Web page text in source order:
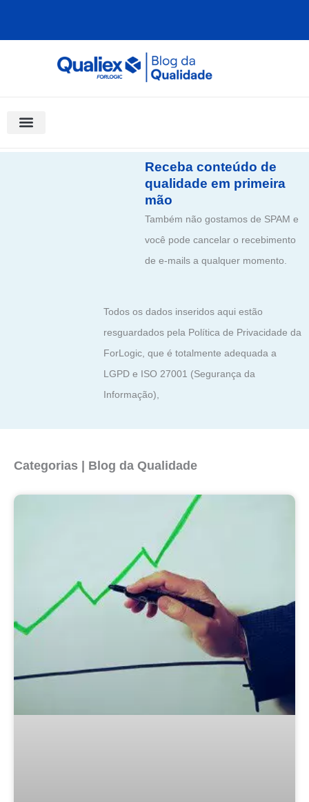
Receba conteúdo de
qualidade em primeira
mão
Também não gostamos de SPAM e
você pode cancelar o recebimento
de e-mails a qualquer momento.
Todos os dados inseridos aqui estão
resguardados pela Política de Privacidade da
ForLogic, que é totalmente adequada a
LGPD e ISO 27001 (Segurança da
Informação),
Categorias | Blog da Qualidade